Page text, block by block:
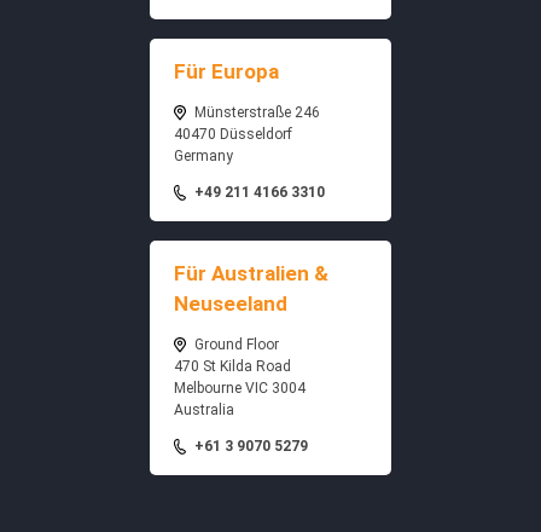
Für Europa
Münsterstraße 246
40470 Düsseldorf
Germany
+49 211 4166 3310
Für Australien &
Neuseeland
Ground Floor
470 St Kilda Road
Melbourne VIC 3004
Australia
+61 3 9070 5279